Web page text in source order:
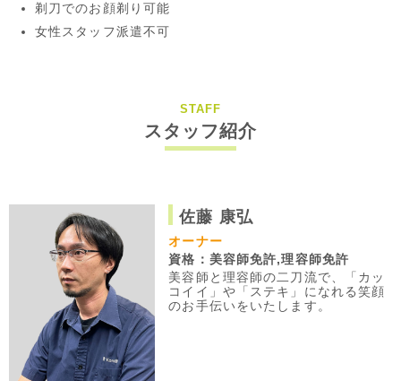
剃刀でのお顔剃り可能
女性スタッフ派遣不可
STAFF
スタッフ紹介
佐藤 康弘
オーナー
資格：美容師免許,理容師免許
美容師と理容師の二刀流で、「カッ
コイイ」や「ステキ」になれる笑顔
のお手伝いをいたします。